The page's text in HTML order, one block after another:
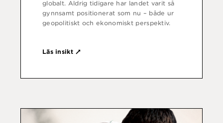
globalt. Aldrig tidigare har landet varit så
gynnsamt positionerat som nu – både ur
geopolitiskt och ekonomiskt perspektiv.
Läs insikt